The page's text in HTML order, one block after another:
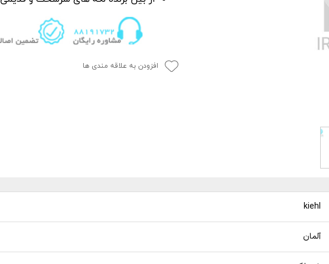
از بین برنده لکه آب
پاک کننده چسب، قیر و شیره درخت
کاور
کاور
کن
چندمنظوره
نور دیتیلینگ خودرو
افزودن به علاقه مندی ها
kiehl
آلمان